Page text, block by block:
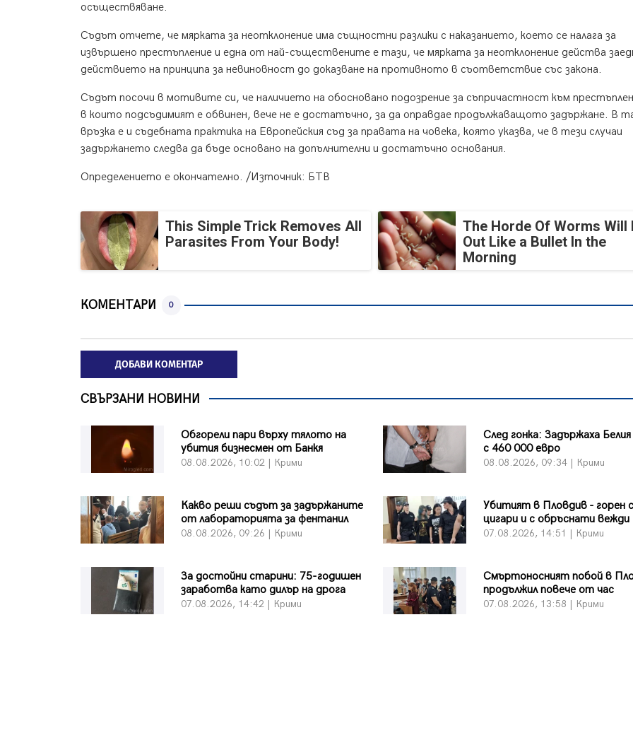
осъществяване.
Съдът отчете, че мярката за неотклонение има същностни разлики с наказанието, което се налага за
извършено престъпление и една от най-съществените е тази, че мярката за неотклонение действа
действието на принципа за невиновност до доказване на противното в съответствие със закона.
Съдът посочи в мотивите си, че наличието на обосновано подозрение за съпричастност към
в които подсъдимият е обвинен, вече не е достатъчно, за да оправдае продължаващото задържане. В
връзка е и съдебната практика на Европейския съд за правата на човека, която указва, че в тези случаи
задържането следва да бъде основано на допълнителни и достатъчно основания.
Определението е окончателно. /Източник: БТВ
This Simple Trick Removes All
Parasites From Your Body!
The Horde Of Worms Will
Out Like a Bullet In the
Morning
КОМЕНТАРИ 0
ДОБАВИ КОМЕНТАР
СВЪРЗАНИ НОВИНИ
Обгорели пари върху тялото на
убития бизнесмен от Банкя
08.08.2026, 10:02 | Крими
След гонка: Задържаха
с 460 000 евро
08.08.2026, 09:34 | Крими
Какво реши съдът за задържаните
от лабораторията за фентанил
08.08.2026, 09:26 | Крими
Убитият в Пловдив - горен с
цигари и с обръснати вежди
07.08.2026, 14:51 | Крими
За достойни старини: 75-годишен
заработва като дилър на дрога
07.08.2026, 14:42 | Крими
Смъртоносният побой в
продължил повече от час
07.08.2026, 13:58 | Крими